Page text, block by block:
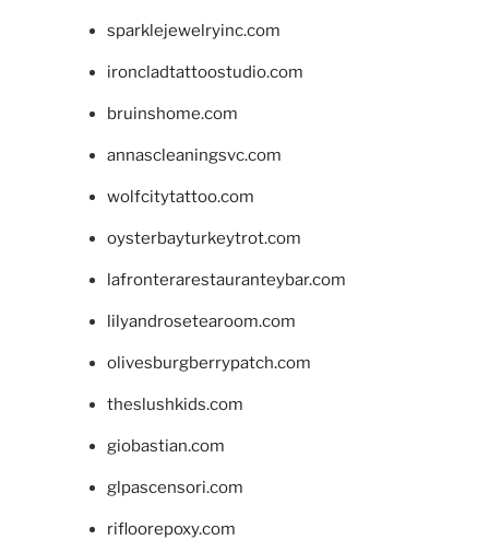
sparklejewelryinc.com
ironcladtattoostudio.com
bruinshome.com
annascleaningsvc.com
wolfcitytattoo.com
oysterbayturkeytrot.com
lafronterarestauranteybar.com
lilyandrosetearoom.com
olivesburgberrypatch.com
theslushkids.com
giobastian.com
glpascensori.com
rifloorepoxy.com